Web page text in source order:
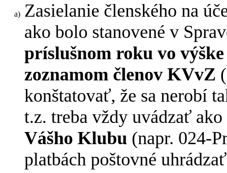
Zasielanie členského na
ako bolo stanovené v
príslušnom roku vo
zoznamom členov KVvZ
konštatovať, že sa nerobí
t.z. treba vždy uvádzať
Vášho Klubu (napr. 024-
platbách poštovné